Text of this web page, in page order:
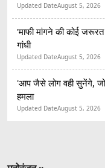
Updated DateAugust 5, 2026
'माफी मांगने की कोई जरूरत
गांधी
Updated DateAugust 5, 2026
'आप जैसे लोग वही सुनेंगे,
हमला
Updated DateAugust 5, 2026